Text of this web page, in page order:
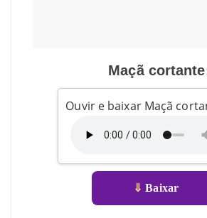
Maçã
Ouvir e baixar Maçã
⇓ Baixar